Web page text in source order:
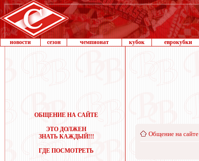
новости сезон чемпионат кубок еврокубки
ОБЩЕНИЕ НА САЙТЕ
ЭТО ДОЛЖЕН
ЗНАТЬ КАЖДЫЙ!!!
ГДЕ ПОСМОТРЕТЬ
Общение на сайте